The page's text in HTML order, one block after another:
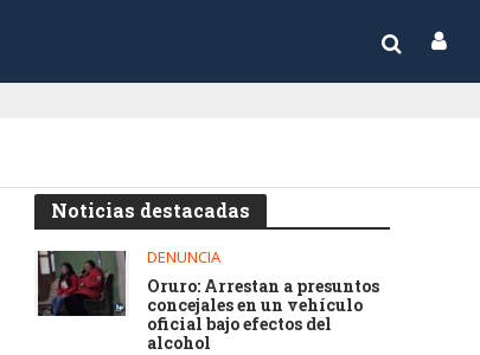
Noticias destacadas
DENUNCIA
Oruro: Arrestan a presuntos
concejales en un vehículo
oficial bajo efectos del
alcohol